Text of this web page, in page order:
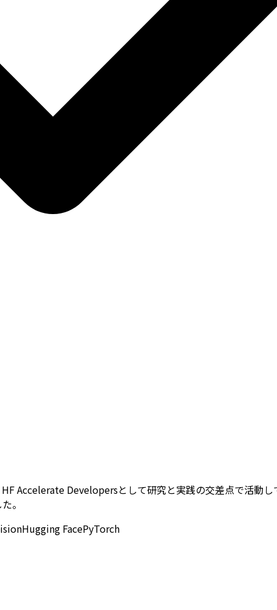
Accelerate Developersとして研究と実践の交差点で活動
。
Hugging FacePyTorch